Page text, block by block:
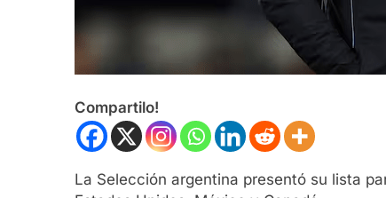
Compartilo!
La Selección argentina presentó su lista